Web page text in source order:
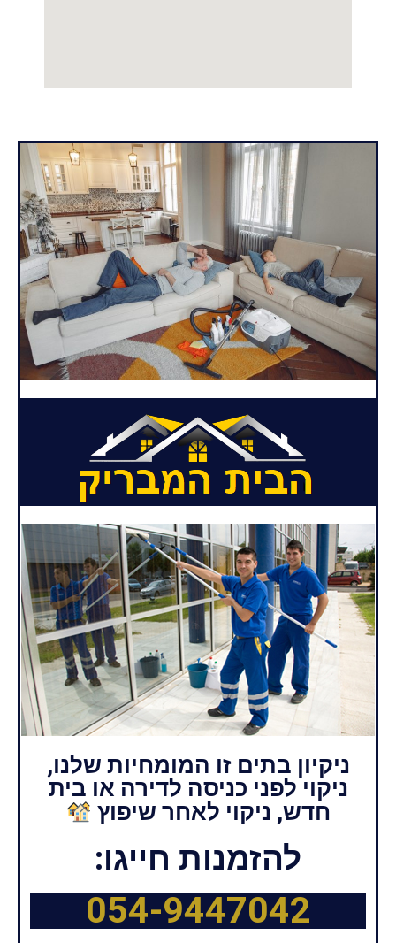
ניקיון בתים זו המומחיות שלנו,
ניקוי לפני כניסה לדירה או בית
חדש, ניקוי לאחר שיפוץ
להזמנות חייגו:
054-9447042